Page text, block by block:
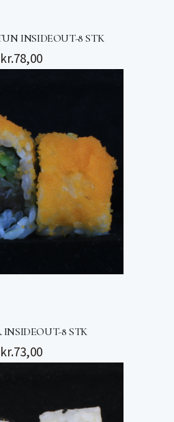
INSIDEOUT-8 STK
kr.78,00
INSIDEOUT-8 STK
kr.73,00